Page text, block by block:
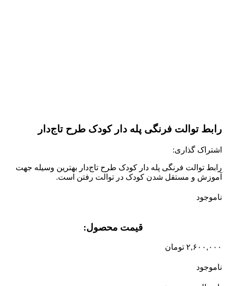
رابط توالت فرنگی پله دار کودک طرح تاج‌دار
اشتراک گذاری:
رابط توالت فرنگی پله دار کودک طرح تاج‌دار بهترين وسيله جهت
آموزش و مستقل شدن كودک در توالت رفتن است.
ناموجود
قیمت محصول:​
۲,۶۰۰,۰۰۰ تومان
ناموجود